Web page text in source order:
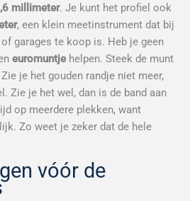
millimeter. Je kunt het profiel ook
, een klein meetinstrument dat bij
garages te koop is. Heb je geen
euromuntje helpen. Steek de munt
je het gouden randje niet meer,
Zie je het wel, dan is de band aan
op meerdere plekken, want
Zo weet je zeker dat de hele
vóór de